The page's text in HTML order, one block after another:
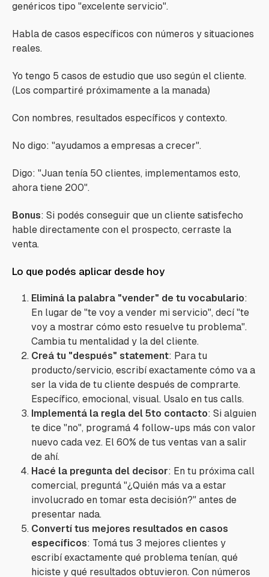
genéricos tipo "excelente servicio".
Habla de casos específicos con números y situaciones
reales.
Yo tengo 5 casos de estudio que uso según el cliente.
(Los compartiré próximamente a la manada)
Con nombres, resultados específicos y contexto.
No digo: "ayudamos a empresas a crecer".
Digo: "Juan tenía 50 clientes, implementamos esto,
ahora tiene 200".
Bonus: Si podés conseguir que un cliente satisfecho
hable directamente con el prospecto, cerraste la
venta.
Lo que podés aplicar desde hoy
Eliminá la palabra "vender" de tu vocabulario:
En lugar de "te voy a vender mi servicio", decí"te
voy a mostrar cómo esto resuelve tu problema".
Cambia tu mentalidad y la del cliente.
Creá tu "después" statement: Para tu
producto/servicio, escribí exactamente cómo va a
ser la vida de tu cliente después de comprarte.
Específico, emocional, visual. Usalo en tus calls.
Implementá la regla del 5to contacto: Si alguien
te dice "no", programá 4 follow-ups más con valor
nuevo cada vez. El 60% de tus ventas van a salir
de ahí.
Hacé la pregunta del decisor: En tu próxima call
comercial, preguntá "¿Quién más va a estar
involucrado en tomar esta decisión?" antes de
presentar nada.
Convertí tus mejores resultados en casos
específicos: Tomá tus 3 mejores clientes y
escribí exactamente qué problema tenían, qué
hiciste y qué resultados obtuvieron. Con números